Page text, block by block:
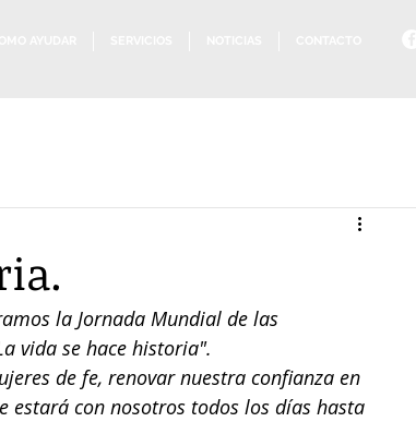
la Jornada Mundial de las
vida se hace historia".
de fe, renovar nuestra confianza en
estará con nosotros todos los días hasta